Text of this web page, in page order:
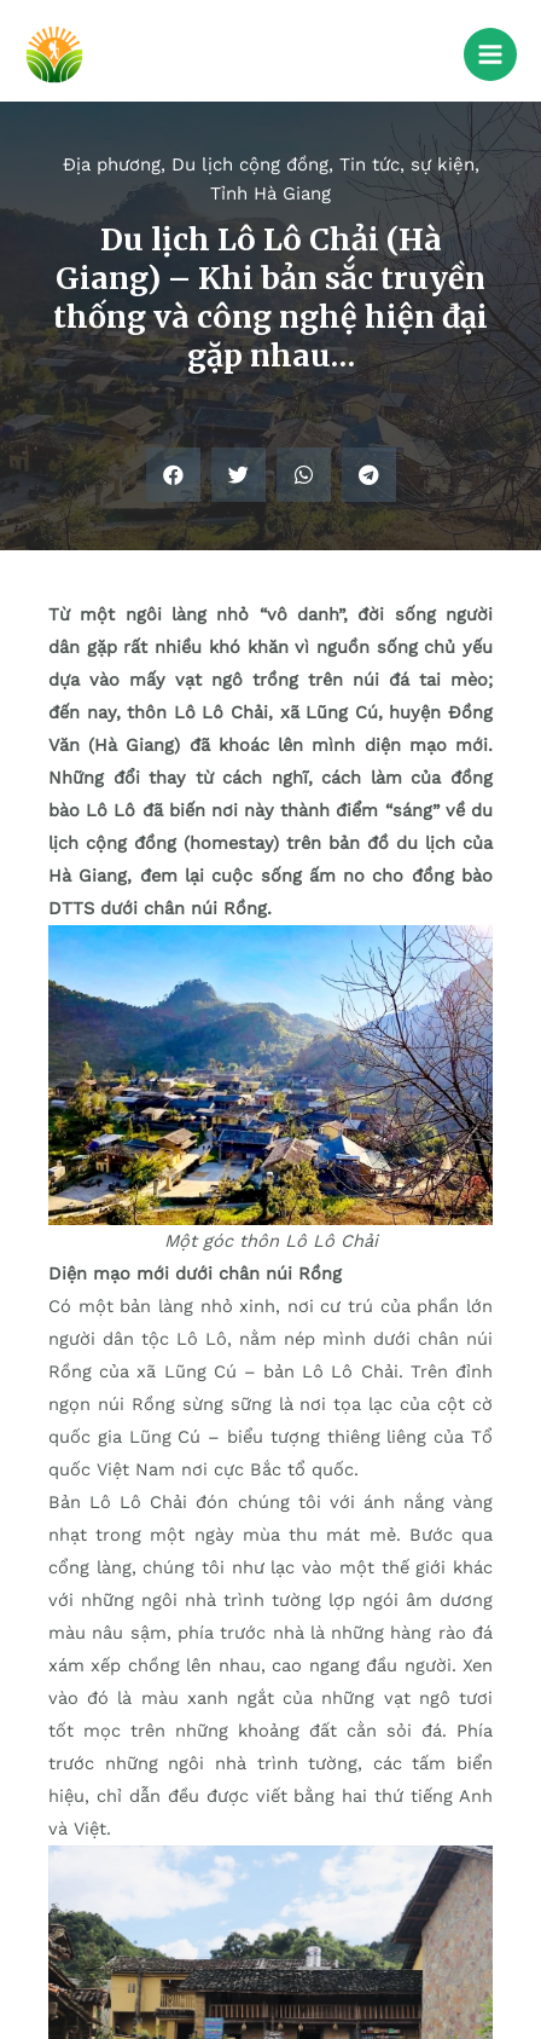
Địa phương, Du lịch cộng đồng, Tin tức, sự kiện,
Tỉnh Hà Giang
Du lịch Lô Lô Chải (Hà
Giang) – Khi bản sắc truyền
thống và công nghệ hiện đại
gặp nhau…
Từ một ngôi làng nhỏ “vô danh”, đời sống người
dân gặp rất nhiều khó khăn vì nguồn sống chủ yếu
dựa vào mấy vạt ngô trồng trên núi đá tai mèo;
đến nay, thôn Lô Lô Chải, xã Lũng Cú, huyện Đồng
Văn (Hà Giang) đã khoác lên mình diện mạo mới.
Những đổi thay từ cách nghĩ, cách làm của đồng
bào Lô Lô đã biến nơi này thành điểm “sáng” về du
lịch cộng đồng (homestay) trên bản đồ du lịch của
Hà Giang, đem lại cuộc sống ấm no cho đồng bào
DTTS dưới chân núi Rồng.
Một góc thôn Lô Lô Chải
Diện mạo mới dưới chân núi Rồng
Có một bản làng nhỏ xinh, nơi cư trú của phần lớn
người dân tộc Lô Lô, nằm nép mình dưới chân núi
Rồng của xã Lũng Cú – bản Lô Lô Chải. Trên đỉnh
ngọn núi Rồng sừng sững là nơi tọa lạc của cột cờ
quốc gia Lũng Cú – biểu tượng thiêng liêng của Tổ
quốc Việt Nam nơi cực Bắc tổ quốc.
Bản Lô Lô Chải đón chúng tôi với ánh nắng vàng
nhạt trong một ngày mùa thu mát mẻ. Bước qua
cổng làng, chúng tôi như lạc vào một thế giới khác
với những ngôi nhà trình tường lợp ngói âm dương
màu nâu sậm, phía trước nhà là những hàng rào đá
xám xếp chồng lên nhau, cao ngang đầu người. Xen
vào đó là màu xanh ngắt của những vạt ngô tươi
tốt mọc trên những khoảng đất cằn sỏi đá. Phía
trước những ngôi nhà trình tường, các tấm biển
hiệu, chỉ dẫn đều được viết bằng hai thứ tiếng Anh
và Việt.